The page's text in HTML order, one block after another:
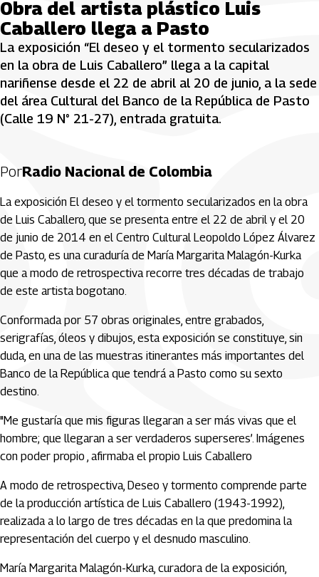
Obra del artista plástico Luis
Caballero llega a Pasto
La exposición “El deseo y el tormento secularizados
en la obra de Luis Caballero” llega a la capital
nariñense desde el 22 de abril al 20 de junio, a la sede
del área Cultural del Banco de la República de Pasto
(Calle 19 N° 21-27), entrada gratuita.
PorRadio Nacional de Colombia
La exposición El deseo y el tormento secularizados en la obra
de Luis Caballero, que se presenta entre el 22 de abril y el 20
de junio de 2014 en el Centro Cultural Leopoldo López Álvarez
de Pasto, es una curaduría de María Margarita Malagón-Kurka
que a modo de retrospectiva recorre tres décadas de trabajo
de este artista bogotano.
Conformada por 57 obras originales, entre grabados,
serigrafías, óleos y dibujos, esta exposición se constituye, sin
duda, en una de las muestras itinerantes más importantes del
Banco de la República que tendrá a Pasto como su sexto
destino.
"Me gustaría que mis figuras llegaran a ser más vivas que el
hombre; que llegaran a ser verdaderos superseres’. Imágenes
con poder propio , afirmaba el propio Luis Caballero
A modo de retrospectiva, Deseo y tormento comprende parte
de la producción artística de Luis Caballero (1943-1992),
realizada a lo largo de tres décadas en la que predomina la
representación del cuerpo y el desnudo masculino.
María Margarita Malagón-Kurka, curadora de la exposición,